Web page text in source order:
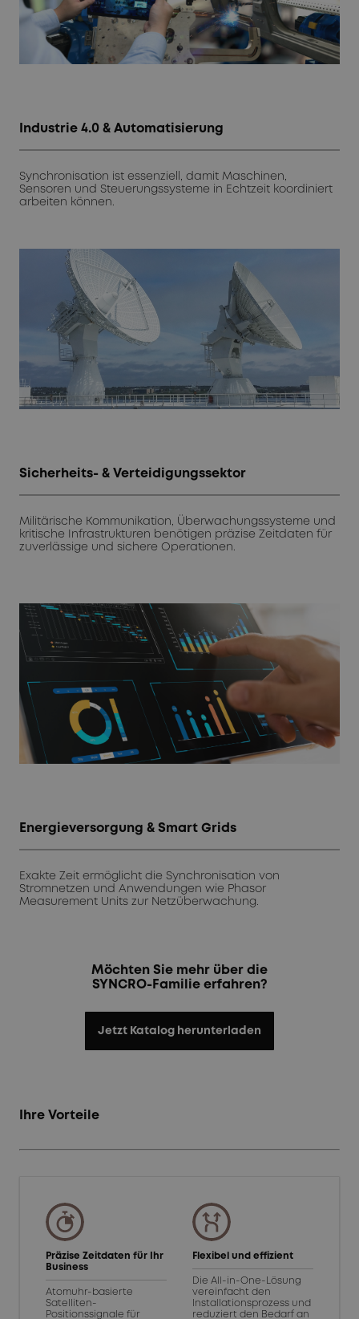
Industrie 4.0 & Automatisierung
Synchronisation ist essenziell, damit Maschinen,
Sensoren und Steuerungssysteme in Echtzeit koordiniert
arbeiten können.
Sicherheits- & Verteidigungssektor
Militärische Kommunikation, Überwachungssysteme und
kritische Infrastrukturen benötigen präzise Zeitdaten für
zuverlässige und sichere Operationen.
Energieversorgung & Smart Grids
Exakte Zeit ermöglicht die Synchronisation von
Stromnetzen und Anwendungen wie Phasor
Measurement Units zur Netzüberwachung.
Möchten Sie mehr über die
SYNCRO-Familie erfahren?
Jetzt Katalog herunterladen
Ihre Vorteile
Präzise Zeitdaten für Ihr
Business
Atomuhr-basierte
Satelliten-
Positionssignale für
Flexibel und effizient
Die All-in-One-Lösung
vereinfacht den
Installationsprozess und
reduziert den Bedarf an